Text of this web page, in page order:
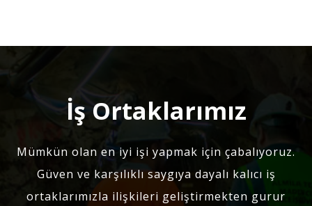
İş Ortaklarımız
Mümkün olan en iyi işi yapmak için çabalıyoruz.
Güven ve karşılıklı saygıya dayalı kalıcı iş
ortaklarımızla ilişkileri geliştirmekten gurur